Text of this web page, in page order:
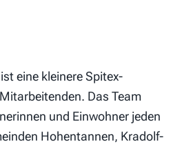
eine kleinere Spitex-
Das Team
und Einwohner jeden
Hohentannen, Kradolf-